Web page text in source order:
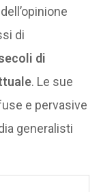
di
di
. Le sue
e pervasive
generalisti